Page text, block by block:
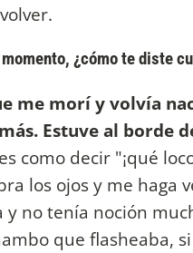
¿cómo te diste
me morí y volvía
Estuve al borde
como decir "¡qué
los ojos y me haga
y no tenía noción
que flasheaba,